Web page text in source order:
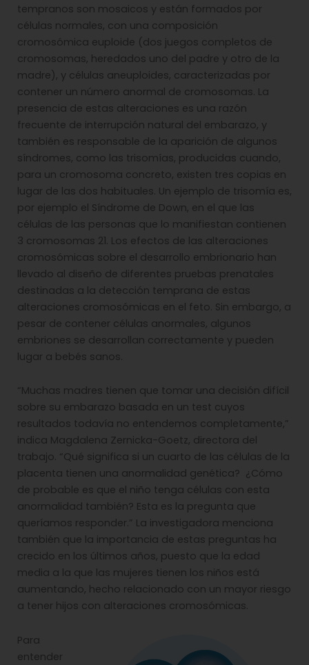
tempranos son mosaicos y están formados por
células normales, con una composición
cromosómica euploide (dos juegos completos de
cromosomas, heredados uno del padre y otro de la
madre), y células aneuploides, caracterizadas por
contener un número anormal de cromosomas. La
presencia de estas alteraciones es una razón
frecuente de interrupción natural del embarazo, y
también es responsable de la aparición de algunos
síndromes, como las trisomías, producidas cuando,
para un cromosoma concreto, existen tres copias en
lugar de las dos habituales. Un ejemplo de trisomía es,
por ejemplo el Síndrome de Down, en el que las
células de las personas que lo manifiestan contienen
3 cromosomas 21. Los efectos de las alteraciones
cromosómicas sobre el desarrollo embrionario han
llevado al diseño de diferentes pruebas prenatales
destinadas a la detección temprana de estas
alteraciones cromosómicas en el feto. Sin embargo, a
pesar de contener células anormales, algunos
embriones se desarrollan correctamente y pueden
lugar a bebés sanos.
“Muchas madres tienen que tomar una decisión difícil
sobre su embarazo basada en un test cuyos
resultados todavía no entendemos completamente,”
indica Magdalena Zernicka-Goetz, directora del
trabajo. “Qué significa si un cuarto de las células de la
placenta tienen una anormalidad genética? ¿Cómo
de probable es que el niño tenga células con esta
anormalidad también? Esta es la pregunta que
queríamos responder.” La investigadora menciona
también que la importancia de estas preguntas ha
crecido en los últimos años, puesto que la edad
media a la que las mujeres tienen los niños está
aumentando, hecho relacionado con un mayor riesgo
a tener hijos con alteraciones cromosómicas.
Para
entender